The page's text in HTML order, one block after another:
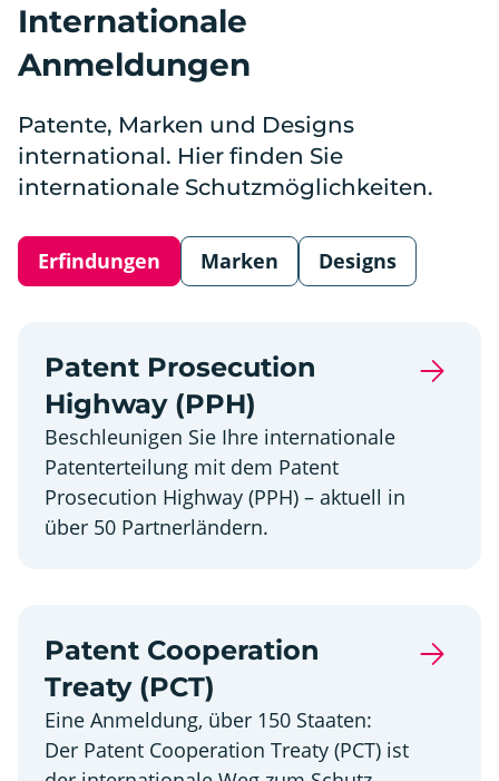
Internationale
Anmeldungen
Patente, Marken und Designs
international. Hier finden Sie
internationale Schutzmöglichkeiten.
Erfindungen Marken Designs
Patent Prosecution
Highway (PPH)
Beschleunigen Sie Ihre internationale
Patenterteilung mit dem Patent
Prosecution Highway (PPH) – aktuell in
über 50 Partnerländern.
Patent Cooperation
Treaty (PCT)
Eine Anmeldung, über 150 Staaten:
Der Patent Cooperation Treaty (PCT) ist